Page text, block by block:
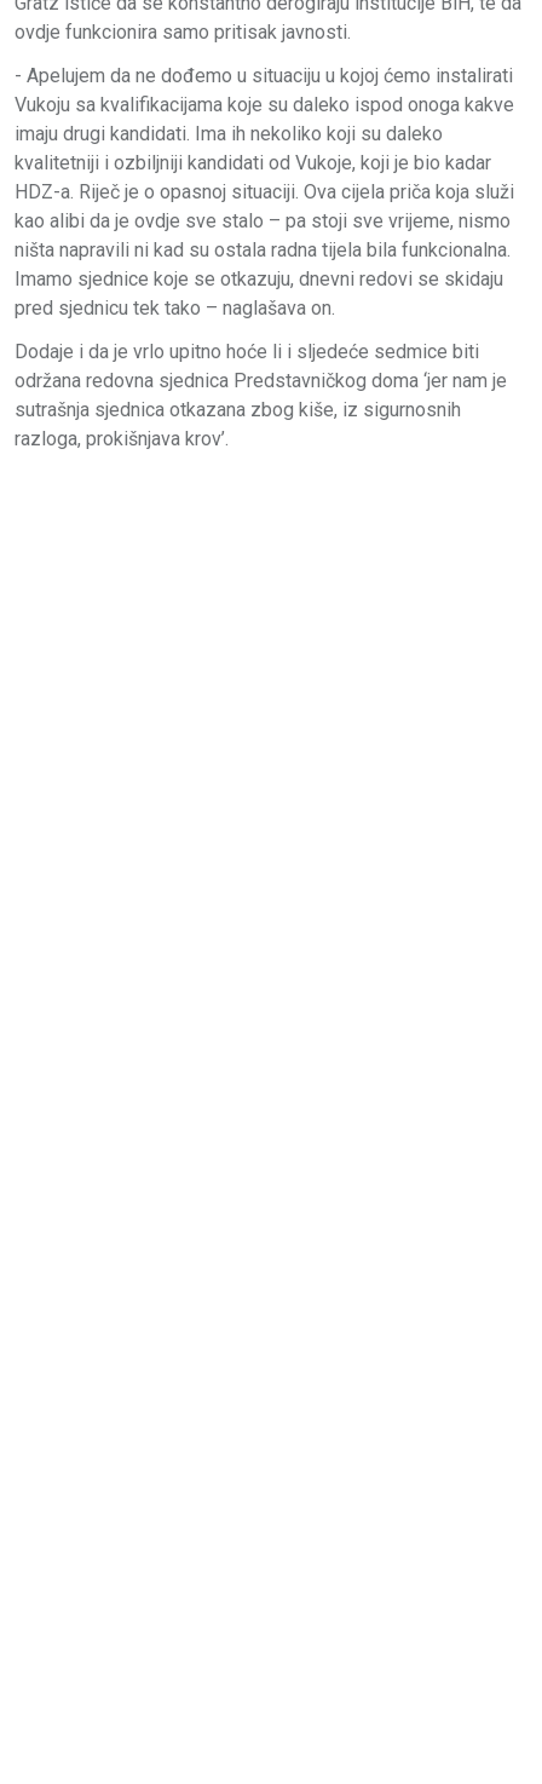
ovdje funkcionira samo pritisak javnosti.
- Apelujem da ne dođemo u situaciju u kojoj ćemo instalirati
Vukoju sa kvalifikacijama koje su daleko ispod onoga kakve
imaju drugi kandidati. Ima ih nekoliko koji su daleko
kvalitetniji i ozbiljniji kandidati od Vukoje, koji je bio kadar
HDZ-a. Riječ je o opasnoj situaciji. Ova cijela priča koja služi
kao alibi da je ovdje sve stalo – pa stoji sve vrijeme, nismo
ništa napravili ni kad su ostala radna tijela bila funkcionalna.
Imamo sjednice koje se otkazuju, dnevni redovi se skidaju
pred sjednicu tek tako – naglašava on.
Dodaje i da je vrlo upitno hoće li i sljedeće sedmice biti
održana redovna sjednica Predstavničkog doma ‘jer nam je
sutrašnja sjednica otkazana zbog kiše, iz sigurnosnih
razloga, prokišnjava krov’.